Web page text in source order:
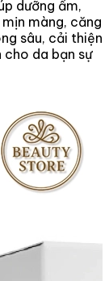
dưỡng ẩm,
màng, căng
sâu, cải thiện
da bạn sự